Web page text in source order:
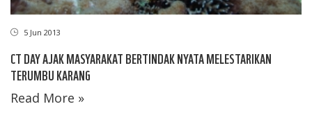
5 Jun 2013
CT DAY AJAK MASYARAKAT BERTINDAK NYATA MELESTARIKAN
TERUMBU KARANG
Read More »